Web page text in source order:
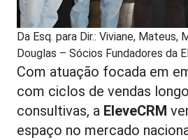
Da Esq. para Dir.: Viviane, Mateus,
Douglas – Sócios Fundadores da
Com atuação focada em
com ciclos de vendas
consultivas, a EleveCRM
espaço no mercado